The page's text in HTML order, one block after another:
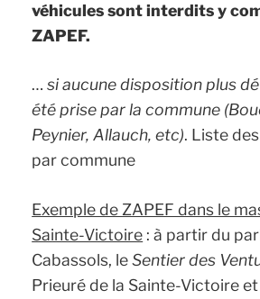
véhicules sont interdits y
ZAPEF.
…si aucune disposition plus
été prise par la commune
Peynier, Allauch, etc). Liste
par commune
Exemple de ZAPEF dans le
Sainte-Victoire : à partir du
Cabassols, leSentier des
Prieuré de la Sainte-Victoire